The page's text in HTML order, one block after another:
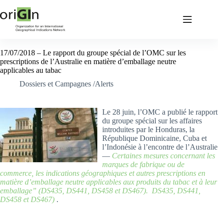
17/07/2018 – Le rapport du groupe spécial de l’OMC sur les
prescriptions de l’Australie en matière d’emballage neutre
applicables au tabac
Dossiers et Campagnes /Alerts
Le 28 juin, l’OMC a publié le rapport
du groupe spécial sur les affaires
introduites par le Honduras, la
République Dominicaine, Cuba et
l’Indonésie à l’encontre de l’Australie
— Certaines mesures concernant les
marques de fabrique ou de
commerce, les indications géographiques et autres prescriptions en
matière d’emballage neutre applicables aux produits du tabac et à leur
emballage” (DS435, DS441, DS458 et DS467). DS435, DS441,
DS458 et DS467) .